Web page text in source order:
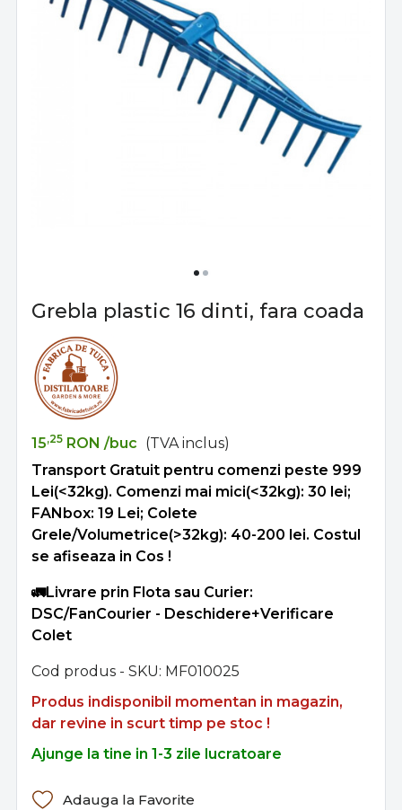
Grebla plastic 16 dinti, fara coada
15,25 RON /buc (TVA inclus)
Transport Gratuit pentru comenzi peste 999
Lei(<32kg). Comenzi mai mici(<32kg): 30 lei;
FANbox: 19 Lei; Colete
Grele/Volumetrice(>32kg): 40-200 lei. Costul
se afiseaza in Cos !
🚛Livrare prin Flota sau Curier:
DSC/FanCourier - Deschidere+Verificare
Colet
Cod produs - SKU
MF010025
Produs indisponibil momentan in magazin,
dar revine in scurt timp pe stoc !
Ajunge la tine in 1-3 zile lucratoare
Adauga la Favorite